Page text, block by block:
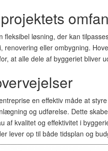
fleksibel løsning, der kan
renovering eller ombygning.
at alle dele af byggeriet bliver
en effektiv måde at
og udførelse. Dette
af kvalitet og effektivitet i
lever op til både tidsplan og